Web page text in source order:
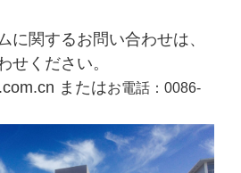
に関するお問い合わせは、
せください。
またはお電話：0086-